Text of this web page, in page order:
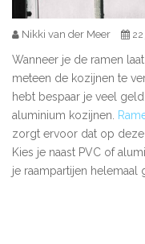
Nikki van der Meer
Wanneer je de ramen
meteen de kozijnen te
hebt bespaar je veel
aluminium kozijnen.
zorgt ervoor dat op
Kies je naast PVC of
je raampartijen helemaal